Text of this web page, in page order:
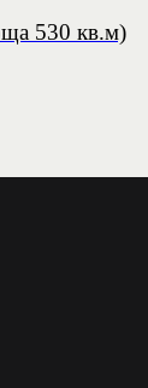
530 кв.м)